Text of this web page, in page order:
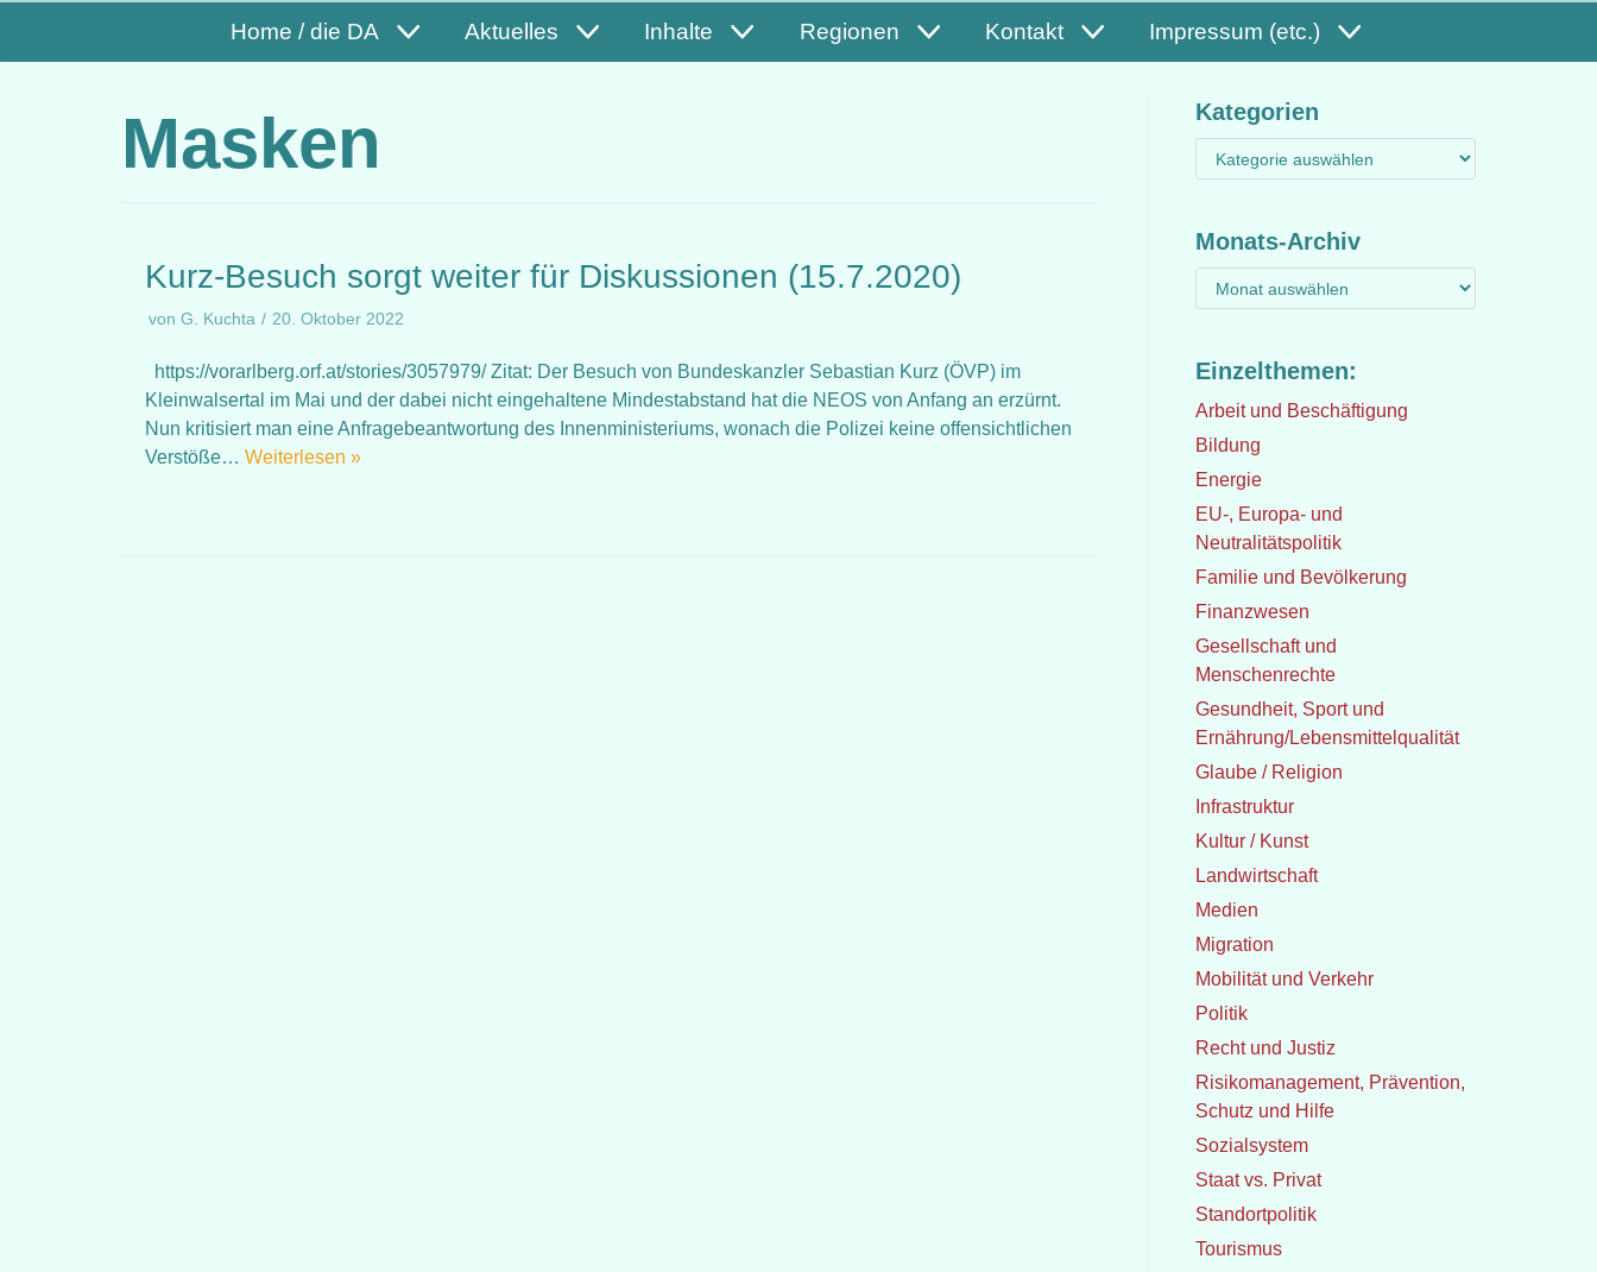
Home / die DA Aktuelles Inhalte Regionen Kontakt Impressum (etc.)
Masken
Kurz-Besuch sorgt weiter für Diskussionen (15.7.2020)
von G. Kuchta 20. Oktober 2022
https://vorarlberg.orf.at/stories/3057979/ Zitat: Der Besuch von Bundeskanzler Sebastian Kurz (ÖVP) im
Kleinwalsertal im Mai und der dabei nicht eingehaltene Mindestabstand hat die NEOS von Anfang an erzürnt.
Nun kritisiert man eine Anfragebeantwortung des Innenministeriums, wonach die Polizei keine offensichtlichen
Verstöße… Weiterlesen »
Kategorien
Monats-Archiv
Einzelthemen:
Arbeit und Beschäftigung
Bildung
Energie
EU-, Europa- und
Neutralitätspolitik
Familie und Bevölkerung
Finanzwesen
Gesellschaft und
Menschenrechte
Gesundheit, Sport und
Ernährung/Lebensmittelqualität
Glaube / Religion
Infrastruktur
Kultur / Kunst
Landwirtschaft
Medien
Migration
Mobilität und Verkehr
Politik
Recht und Justiz
Risikomanagement, Prävention,
Schutz und Hilfe
Sozialsystem
Staat vs. Privat
Standortpolitik
Tourismus